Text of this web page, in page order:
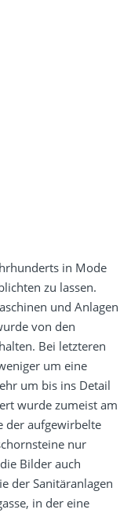
in Mode
zu lassen.
und Anlagen
von den
Bei letzteren
um eine
um bis ins Detail
wurde zumeist am
der aufgewirbelte
nur
Bilder auch
der Sanitäranlagen
in der eine